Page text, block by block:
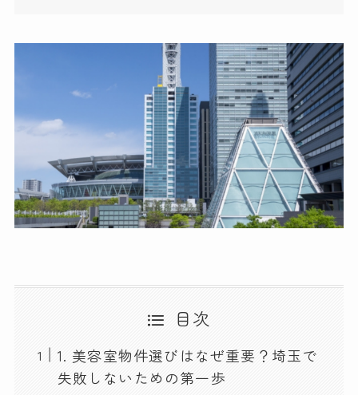
目次
1. 美容室物件選びはなぜ重要？埼玉で
失敗しないための第一歩